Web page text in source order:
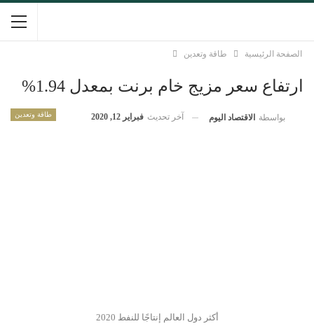
الصفحة الرئيسية طاقة وتعدين
ارتفاع سعر مزيج خام برنت بمعدل 1.94%
طاقة وتعدين بواسطة الاقتصاد اليوم آخر تحديث فبراير 12, 2020
أكثر دول العالم إنتاجًا للنفط 2020